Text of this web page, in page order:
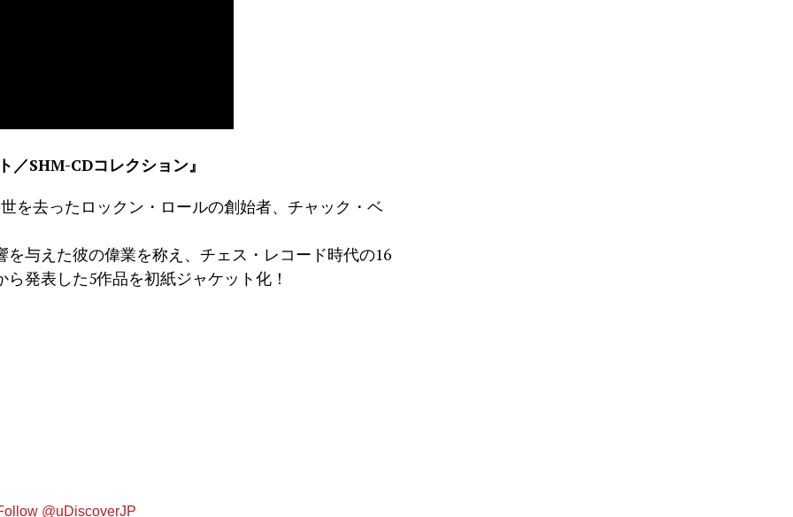
／SHM-CDコレクション』
を去ったロックン・ロールの創始者、チャック・ベ
与えた彼の偉業を称え、チェス・レコード時代の16
発表した5作品を初紙ジャケット化！
@uDiscoverJP